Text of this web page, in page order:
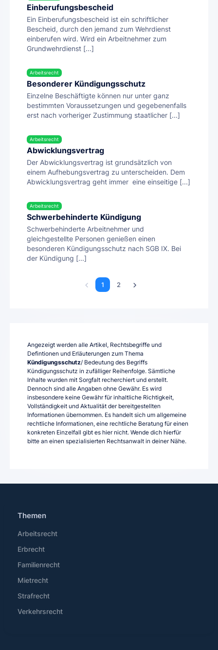
Einberufungsbescheid
Ein Einberufungsbescheid ist ein schriftlicher
Bescheid, durch den jemand zum Wehrdienst
einberufen wird. Wird ein Arbeitnehmer zum
Grundwehrdienst [...]
Arbeitsrecht
Besonderer Kündigungsschutz
Einzelne Beschäftigte können nur unter ganz
bestimmten Voraussetzungen und gegebenenfalls
erst nach vorheriger Zustimmung staatlicher [...]
Arbeitsrecht
Abwicklungsvertrag
Der Abwicklungsvertrag ist grundsätzlich von
einem Aufhebungsvertrag zu unterscheiden. Dem
Abwicklungsvertrag geht immer eine einseitige [...]
Arbeitsrecht
Schwerbehinderte Kündigung
Schwerbehinderte Arbeitnehmer und
gleichgestellte Personen genießen einen
besonderen Kündigungsschutz nach SGB IX. Bei
der Kündigung [...]
1 2
Angezeigt werden alle Artikel, Rechtsbegriffe und
Defintionen und Erläuterungen zum Thema
Kündigungsschutz/ Bedeutung des Begriffs
Kündigungsschutz in zufälliger Reihenfolge. Sämtliche
Inhalte wurden mit Sorgfalt recherchiert und erstellt.
Dennoch sind alle Angaben ohne Gewähr. Es wird
insbesondere keine Gewähr für inhaltliche Richtigkeit,
Vollständigkeit und Aktualität der bereitgestellten
Informationen übernommen. Es handelt sich um allgemeine
rechtliche Informationen, eine rechtliche Beratung für einen
konkreten Einzelfall gibt es hier nicht. Wende dich hierfür
bitte an einen spezialisierten Rechtsanwalt in deiner Nähe.
Themen
Arbeitsrecht
Erbrecht
Familienrecht
Mietrecht
Strafrecht
Verkehrsrecht